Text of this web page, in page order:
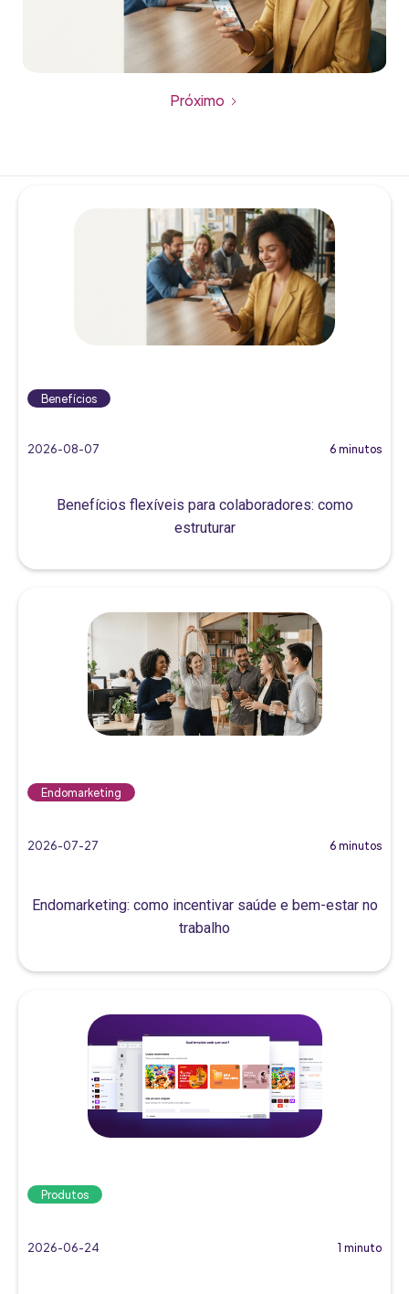
Próximo
Benefícios
2026-08-07 6 minutos
Benefícios flexíveis para colaboradores: como
estruturar
Endomarketing
2026-07-27 6 minutos
Endomarketing: como incentivar saúde e bem-estar no
trabalho
Produtos
2026-06-24 1 minuto